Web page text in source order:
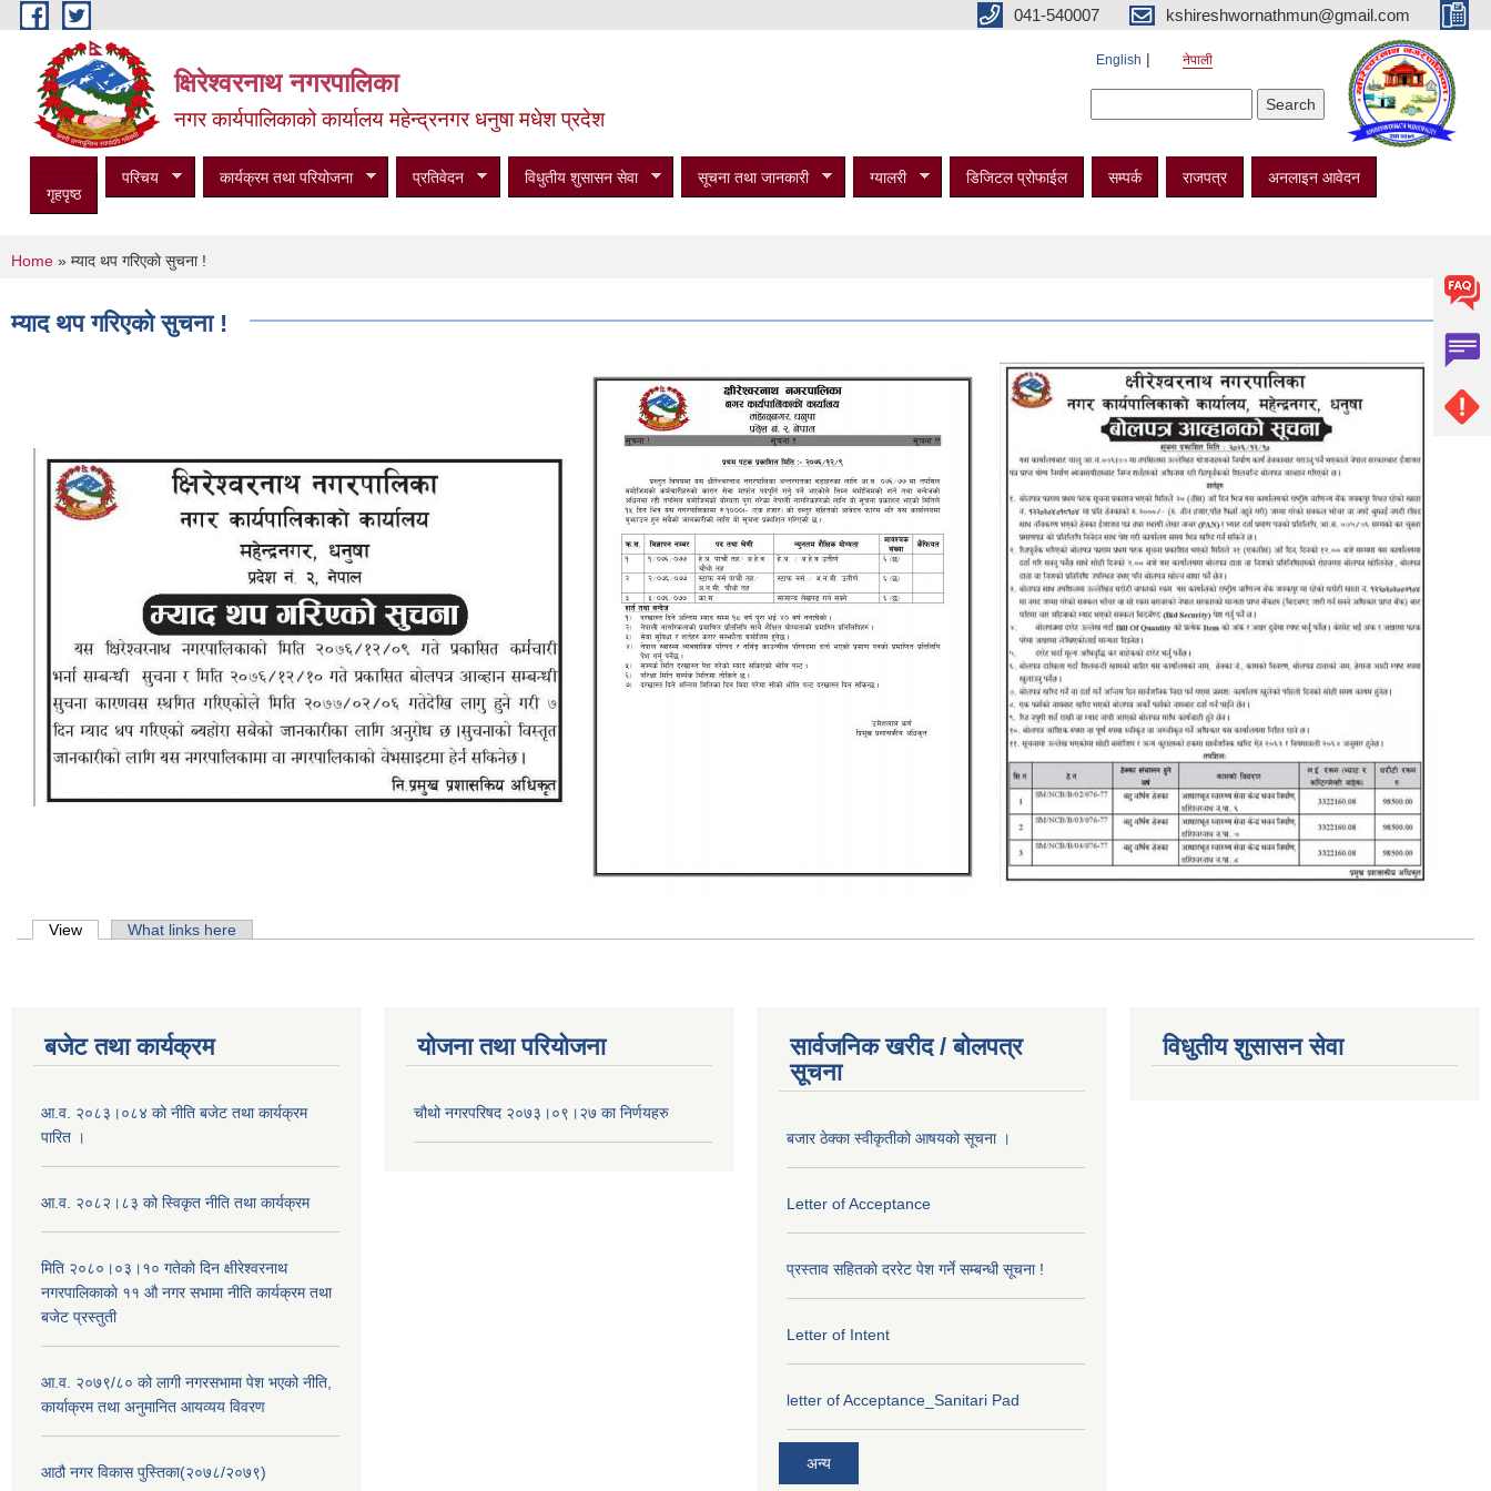
Skip to main content 041-540007 kshireshwornathmun@gmail.com
क्षिरेश्वरनाथ नगरपालिका
नगर कार्यपालिकाको कार्यालय महेन्द्रनगर धनुषा मधेश प्रदेश
English नेपाली
गृहपृष्ठ
परिचय कार्यक्रम तथा परियोजना प्रतिवेदन विधुतीय शुसासन सेवा सूचना तथा जानकारी ग्यालरी डिजिटल प्रोफाईल सम्पर्क राजपत्र अनलाइन आवेदन
You are here
Home » म्याद थप गरिएकाे सुचना !
म्याद थप गरिएकाे सुचना !
Primary tabs
View (active tab)What links here
बजेट तथा कार्यक्रम
आ.व. २०८३।०८४ को नीति बजेट तथा कार्यक्रम
पारित ।
आ.व. २०८२।८३ को स्विकृत नीति तथा कार्यक्रम
मिति २०८०।०३।१० गतेकाे दिन क्षीरेश्वरनाथ
नगरपालिकाकाे ११ ‍औ नगर सभामा नीति कार्यक्रम तथा
बजेट प्रस्तुती
आ.व. २०७९/८० को लागी नगरसभामा पेश भएको नीति,
कार्याक्रम तथा अनुमानित आयव्यय विवरण
आठौ नगर विकास पुस्तिका(२०७८/२०७९)
योजना तथा परियोजना
चौथो नगरपरिषद २०७३।०९।२७ का निर्णयहरु
सार्वजनिक खरीद / बोलपत्र
सूचना
बजार ठेक्का स्वीकृतीकाे आषयकाे सूचना ।
Letter of Acceptance
प्रस्ताव सहितकाे दररेट पेश गर्ने सम्बन्धी सूचना !
Letter of Intent
letter of Acceptance_Sanitari Pad
अन्य
विधुतीय शुसासन सेवा